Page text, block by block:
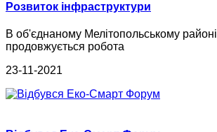
Розвиток інфраструктури
В об'єднаному Мелітопольському районі
продовжується робота
23-11-2021